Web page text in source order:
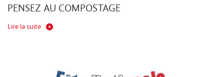
PENSEZ AU COMPOSTAGE
Lire la suite